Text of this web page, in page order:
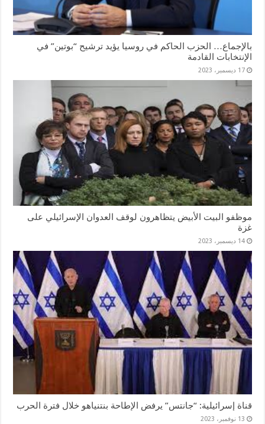
بالإجماع… الحزب الحاكم في روسيا يؤيد ترشيح “بوتين” في
الإنتخابات القادمة
17 ديسمبر، 2023
موظفو البيت الأبيض يتظاهرون لوقف العدوان الإسرائيلي على
غزة
14 ديسمبر، 2023
قناة إسرائيلية: “جانتس” يرفض الإطاحة بنتنياهو خلال فترة الحرب
13 نوفمبر، 2023